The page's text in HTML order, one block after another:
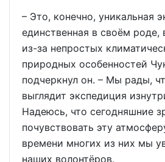
– Это, конечно, уникальная
единственная в своём роде,
из-за непростых
природных особенностей
подчеркнул он. – Мы рады,
выглядит экспедиция
Надеюсь, что сегодняшние
почувствовать эту
времени многих из них мы
наших волонтёров.